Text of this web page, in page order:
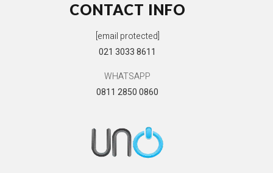
CONTACT INFO
[email protected]
021 3033 8611
WHATSAPP
0811 2850 0860